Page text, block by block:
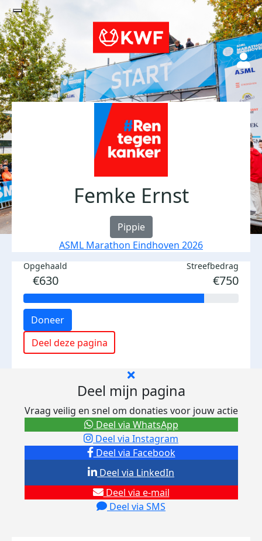
Femke Ernst
Pippie
ASML Marathon Eindhoven 2026
Opgehaald
€630
Streefbedrag
€750
Doneer
Deel deze pagina
Deel mijn pagina
Vraag veilig en snel om donaties voor jouw actie
Deel via Facebook
Deel via Instagram
Deel via e-mail
Deel via SMS
Deel via LinkedIn
Deel via WhatsApp